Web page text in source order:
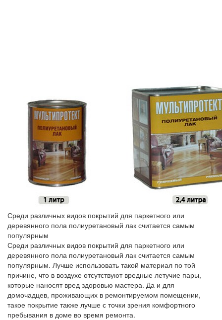
Среди различных видов покрытий для паркетного или
деревянного пола полиуретановый лак считается самым
популярным
Среди различных видов покрытий для паркетного или
деревянного пола полиуретановый лак считается самым
популярным. Лучше использовать такой материал по той
причине, что в воздухе отсутствуют вредные летучие пары,
которые наносят вред здоровью мастера. Да и для
домочадцев, проживающих в ремонтируемом помещении,
такое покрытие также лучше с точки зрения комфортного
пребывания в доме во время ремонта.